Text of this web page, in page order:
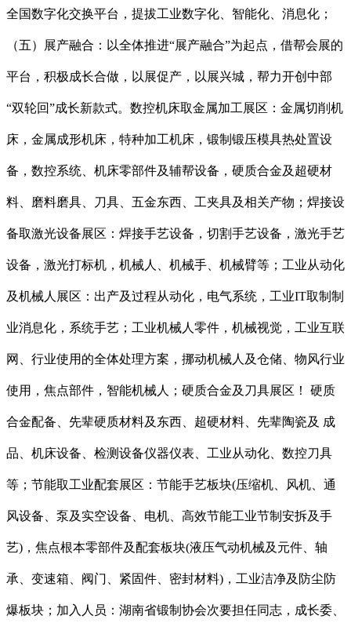
全国数字化交换平台，提拔工业数字化、智能化、消息化；
（五）展产融合：以全体推进“展产融合”为起点，借帮会展的
平台，积极成长合做，以展促产，以展兴城，帮力开创中部
“双轮回”成长新款式。数控机床取金属加工展区：金属切削机
床，金属成形机床，特种加工机床，锻制锻压模具热处置设
备，数控系统、机床零部件及辅帮设备，硬质合金及超硬材
料、磨料磨具、刀具、五金东西、工夹具及相关产物；焊接设
备取激光设备展区：焊接手艺设备，切割手艺设备，激光手艺
设备，激光打标机，机械人、机械手、机械臂等；工业从动化
及机械人展区：出产及过程从动化，电气系统，工业IT取制制
业消息化，系统手艺；工业机械人零件，机械视觉，工业互联
网、行业使用的全体处理方案，挪动机械人及仓储、物风行业
使用，焦点部件，智能机械人；硬质合金及刀具展区！ 硬质
合金配备、先辈硬质材料及东西、超硬材料、先辈陶瓷及 成
品、机床设备、检测设备仪器仪表、工业从动化、数控刀具
等；节能取工业配套展区：节能手艺板块(压缩机、风机、通
风设备、泵及实空设备、电机、高效节能工业节制安拆及手
艺)，焦点根本零部件及配套板块(液压气动机械及元件、轴
承、变速箱、阀门、紧固件、密封材料)，工业洁净及防尘防
爆板块；加入人员：湖南省锻制协会次要担任同志，成长委、